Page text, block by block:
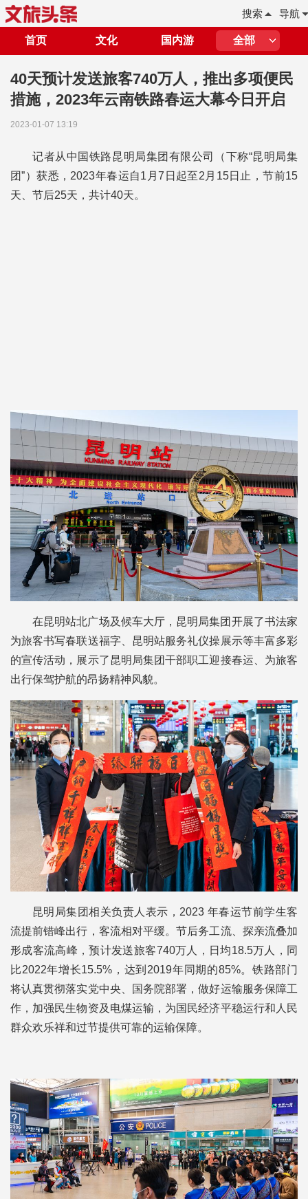
导航
搜索
首页 文化 国内游 全部
40天预计发送旅客740万人，推出多项便民
措施，2023年云南铁路春运大幕今日开启
2023-01-07 13:19
记者从中国铁路昆明局集团有限公司（下称“昆明局集
团”）获悉，2023年春运自1月7日起至2月15日止，节前15
天、节后25天，共计40天。
在昆明站北广场及候车大厅， 昆明局集团开展了书法家
为旅客书写春联送福字、昆明站服务礼仪操展示等丰富多彩
的宣传活动，展示了昆明局集团干部职工迎接春运、为旅客
出行保驾护航的昂扬精神风貌。
昆明局集团相关负责人表示，2023 年春运节前学生客
流提前错峰出行，客流相对平缓。节后务工流、探亲流叠加
形成客流高峰，预计发送旅客740万人，日均18.5万人，同
比2022年增长15.5%，达到2019年同期的85%。铁路部门
将认真贯彻落实党中央、国务院部署，做好运输服务保障工
作，加强民生物资及电煤运输，为国民经济平稳运行和人民
群众欢乐祥和过节提供可靠的运输保障。